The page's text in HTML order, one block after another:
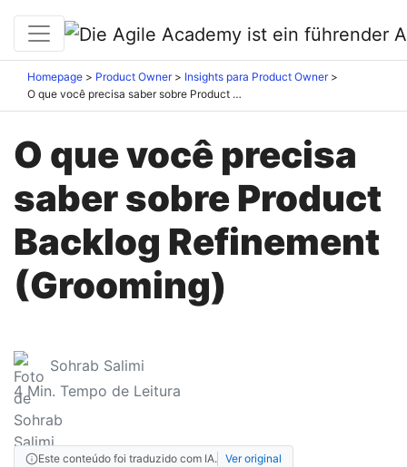
Homepage Product Owner
Insights para Product Owner
O que você precisa saber sobre Product Backlog Refinement (Grooming)
O que você precisa
saber sobre Product
Backlog Refinement
(Grooming)
Sohrab Salimi
4Min. Tempo de Leitura
Este conteúdo foi traduzido com IA. Ver original